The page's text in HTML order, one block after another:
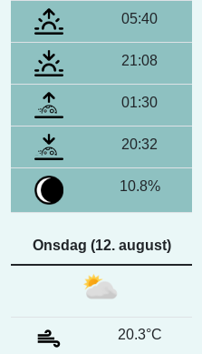
05:40
21:08
01:30
20:32
10.8%
Onsdag (12. august)
20.3°C